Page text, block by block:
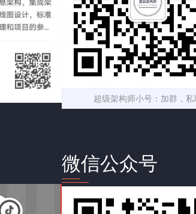
超级架构师小号：加群，私
微信公众号